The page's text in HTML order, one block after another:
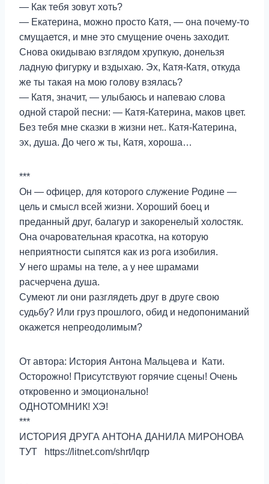
— Как тебя зовут хоть?
— Екатерина, можно просто Катя, — она почему-то
смущается, и мне это смущение очень заходит.
Снова окидываю взглядом хрупкую, донельзя
ладную фигурку и вздыхаю. Эх, Катя-Катя, откуда
же ты такая на мою голову взялась?
— Катя, значит, — улыбаюсь и напеваю слова
одной старой песни: — Катя-Катерина, маков цвет.
Без тебя мне сказки в жизни нет.. Катя-Катерина,
эх, душа. До чего ж ты, Катя, хороша…
***
Он — офицер, для которого служение Родине —
цель и смысл всей жизни. Хороший боец и
преданный друг, балагур и закоренелый холостяк.
Она очаровательная красотка, на которую
неприятности сыпятся как из рога изобилия.
У него шрамы на теле, а у нее шрамами
расчерчена душа.
Сумеют ли они разглядеть друг в друге свою
судьбу? Или груз прошлого, обид и недопониманий
окажется непреодолимым?
От автора: История Антона Мальцева и Кати.
Осторожно! Присутствуют горячие сцены! Очень
откровенно и эмоционально!
ОДНОТОМНИК! ХЭ!
***
ИСТОРИЯ ДРУГА АНТОНА ДАНИЛА МИРОНОВА
ТУТ https://litnet.com/shrt/lqrp